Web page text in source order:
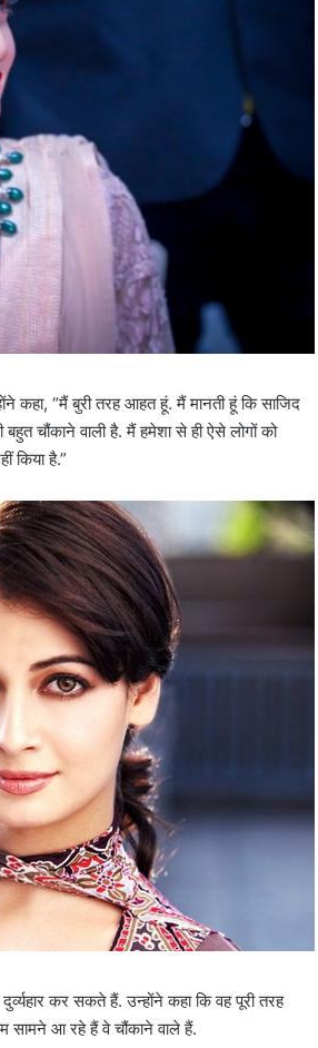
कहा, “मैं बुरी तरह आहत हूं. मैं मानती हूं कि साजिद
चौंकाने वाली है. मैं हमेशा से ही ऐसे लोगों को
किया है.”
कर सकते हैं. उन्होंने कहा कि वह पूरी तरह
सामने आ रहे हैं वे चौंकाने वाले हैं.